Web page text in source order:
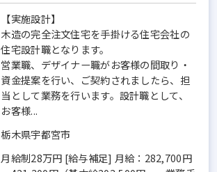
【実施設計】
木造の完全注文住宅を手掛ける住宅会社の
住宅設計職となります。
営業職、デザイナー職がお客様の間取り・
資金提案を行い、ご契約されましたら、担
当として業務を行います。設計職として、
お客様...
栃木県宇都宮市
月給制28万円 [給与補足] 月給：282,700円